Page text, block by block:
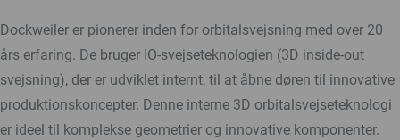
Dockweiler er pionerer inden for orbitalsvejsning med over 20
års erfaring. De bruger IO-svejseteknologien (3D inside-out
svejsning), der er udviklet internt, til at åbne døren til innovative
produktionskoncepter. Denne interne 3D orbitalsvejseteknologi
er ideel til komplekse geometrier og innovative komponenter.